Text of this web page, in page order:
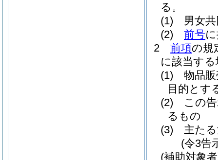
る。
(1)
男女
(2)
前号
2
前項の規
に該当す
(1)
物品
目的とす
(2)
この
るもの
(3)
主た
(令3告
(補助対象